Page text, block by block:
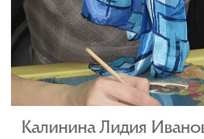
Калинина Лидия